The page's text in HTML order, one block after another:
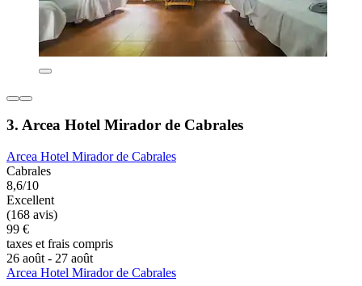
3. Arcea Hotel Mirador de Cabrales
Arcea Hotel Mirador de Cabrales
Cabrales
8,6/10
Excellent
(168 avis)
99 €
taxes et frais compris
26 août - 27 août
Arcea Hotel Mirador de Cabrales